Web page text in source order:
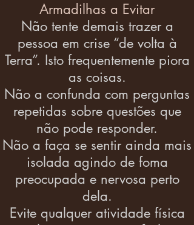
Armadilhas a Evitar
Não tente demais trazer a
pessoa em crise “de volta à
Terra”. Isto frequentemente piora
as coisas.
Não a confunda com perguntas
repetidas sobre questões que
não pode responder.
Não a faça se sentir ainda mais
isolada agindo de foma
preocupada e nervosa perto
dela.
Evite qualquer atividade física